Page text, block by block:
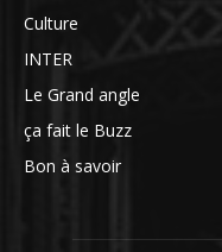
Culture
INTER
Le Grand angle
ça fait le Buzz
Bon à savoir